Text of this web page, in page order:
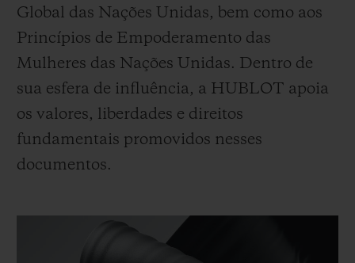
Global das Nações Unidas, bem como aos
Princípios de Empoderamento das
Mulheres das Nações Unidas. Dentro de
sua esfera de influência, a HUBLOT apoia
os valores, liberdades e direitos
fundamentais promovidos nesses
documentos.
PAGAMENTO SEGURO